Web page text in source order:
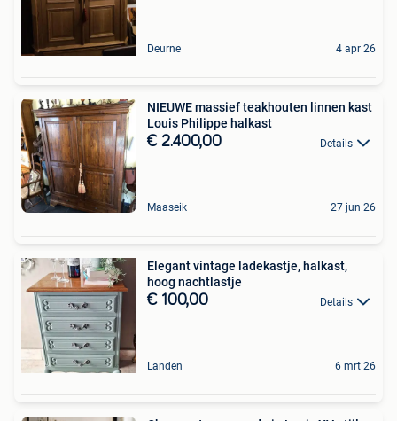
Deurne 4 apr 26
NIEUWE massief teakhouten linnen kast
Louis Philippe halkast
€ 2.400,00 Details
Maaseik 27 jun 26
Elegant vintage ladekastje, halkast,
hoog nachtlastje
€ 100,00 Details
Landen 6 mrt 26